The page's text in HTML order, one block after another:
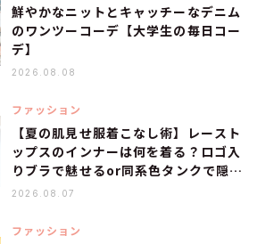
鮮やかなニットとキャッチーなデニム
のワンツーコーデ【大学生の毎日コー
デ】
2026.08.08
ファッション
【夏の肌見せ服着こなし術】レースト
ップスのインナーは何を着る？ロゴ入
りブラで魅せるor同系色タンクで隠
す！
2026.08.07
ファッション